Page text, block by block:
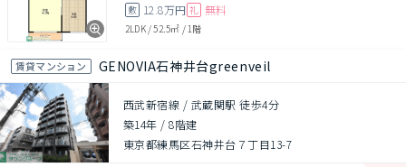
敷 12.8万円 礼 無料
2LDK/52.5㎡ /1階
賃貸マンション GENOVIA石神井台greenveil
西武新宿線 / 武蔵関駅 徒歩4分
築14年 /8階建
東京都練馬区石神井台７丁目13-7